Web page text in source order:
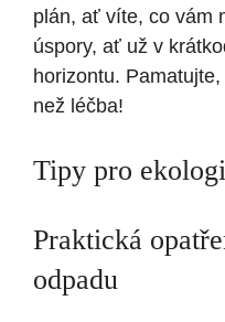
plán, ať víte, co vám
úspory, ať už v
horizontu.
než léčba!
Tipy pro
Praktická
odpadu